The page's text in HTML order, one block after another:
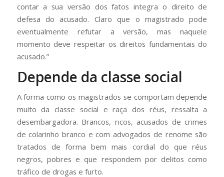
contar a sua versão dos fatos integra o direito de
defesa do acusado. Claro que o magistrado pode
eventualmente refutar a versão, mas naquele
momento deve respeitar os direitos fundamentais do
acusado.”
Depende da classe social
A forma como os magistrados se comportam depende
muito da classe social e raça dos réus, ressalta a
desembargadora. Brancos, ricos, acusados de crimes
de colarinho branco e com advogados de renome são
tratados de forma bem mais cordial do que réus
negros, pobres e que respondem por delitos como
tráfico de drogas e furto.